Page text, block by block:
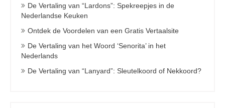
De Vertaling van “Lardons”: Spekreepjes in de
Nederlandse Keuken
Ontdek de Voordelen van een Gratis Vertaalsite
De Vertaling van het Woord ‘Senorita’ in het
Nederlands
De Vertaling van “Lanyard”: Sleutelkoord of Nekkoord?